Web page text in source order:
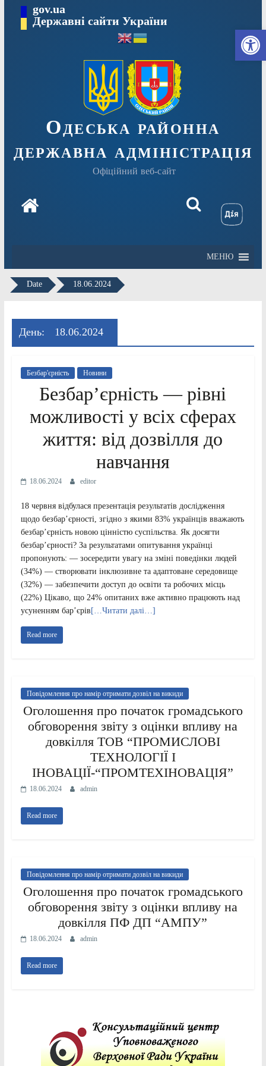
Перейтиgov.ua
Державні сайти України
Одеська районна
державна адміністрація
Офіційний веб-сайт
МЕНЮ
Date 18.06.2024
День: 18.06.2024
Безбар'єрність Новини
Безбар’єрність — рівні
можливості у всіх сферах
життя: від дозвілля до
навчання
18.06.2024 editor
18 червня відбулася презентація результатів дослідження
щодо безбар’єрності, згідно з якими 83% українців вважають
безбар’єрність новою цінністю суспільства. Як досягти
безбар’єрності? За результатами опитування українці
пропонують: — зосередити увагу на зміні поведінки людей
(34%) — створювати інклюзивне та адаптоване середовище
(32%) — забезпечити доступ до освіти та робочих місць
(22%) Цікаво, що 24% опитаних вже активно працюють над
усуненням бар’єрів[…Читати далі…]
Read more
Повідомлення про намір отримати дозвіл на викиди
Оголошення про початок громадського
обговорення звіту з оцінки впливу на
довкілля ТОВ “ПРОМИСЛОВІ
ТЕХНОЛОГІЇ І
ІНОВАЦІЇ-“ПРОМТЕХІНОВАЦІЯ”
18.06.2024 admin
Read more
Повідомлення про намір отримати дозвіл на викиди
Оголошення про початок громадського
обговорення звіту з оцінки впливу на
довкілля ПФ ДП “АМПУ”
18.06.2024 admin
Read more